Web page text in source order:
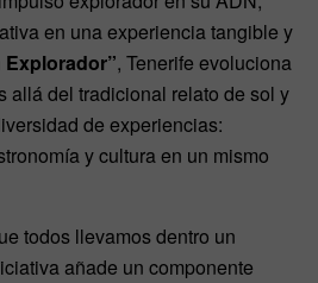
en una experiencia tangible y
Explorador”, Tenerife evoluciona
allá del tradicional relato de sol y
de experiencias:
y cultura en un mismo
todos llevamos dentro un
añade un componente